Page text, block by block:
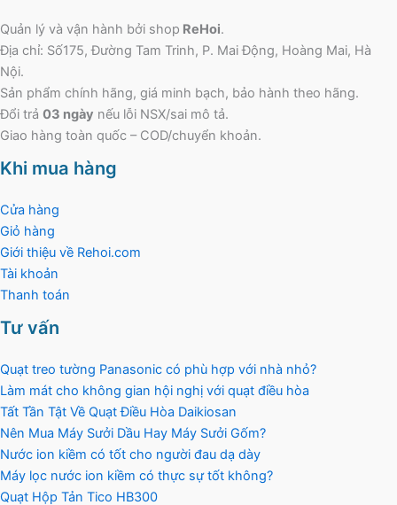
Quản lý và vận hành bởi shop ReHoi.
Địa chỉ: Số175, Đường Tam Trinh, P. Mai Động, Hoàng Mai, Hà
Nội.
Sản phẩm chính hãng, giá minh bạch, bảo hành theo hãng.
Đổi trả 03 ngày nếu lỗi NSX/sai mô tả.
Giao hàng toàn quốc – COD/chuyển khoản.
Khi mua hàng
Cửa hàng
Giỏ hàng
Giới thiệu về Rehoi.com
Tài khoản
Thanh toán
Tư vấn
Quạt treo tường Panasonic có phù hợp với nhà nhỏ?
Làm mát cho không gian hội nghị với quạt điều hòa
Tất Tần Tật Về Quạt Điều Hòa Daikiosan
Nên Mua Máy Sưởi Dầu Hay Máy Sưởi Gốm?
Nước ion kiềm có tốt cho người đau dạ dày
Máy lọc nước ion kiềm có thực sự tốt không?
Quạt Hộp Tản Tico HB300